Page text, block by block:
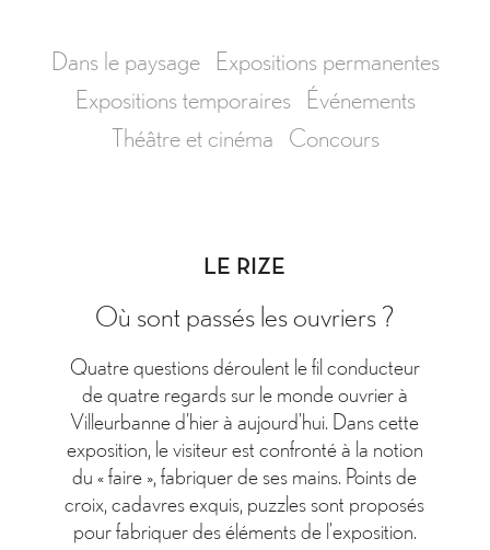
Dans le paysage
Expositions permanentes
Expositions temporaires
Événements
Théâtre et cinéma Concours
LE RIZE
Où sont passés les ouvriers ?
Quatre questions déroulent le fil conducteur
de quatre regards sur le monde ouvrier à
Villeurbanne d’hier à aujourd’hui. Dans cette
exposition, le visiteur est confronté à la notion
du « faire », fabriquer de ses mains. Points de
croix, cadavres exquis, puzzles sont proposés
pour fabriquer des éléments de l’exposition.